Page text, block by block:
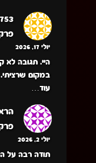
יולי 17, 2026
היי. תגובה לא
במקום שרציתי.
עוד…
יולי 2, 2026
תודה רבה על